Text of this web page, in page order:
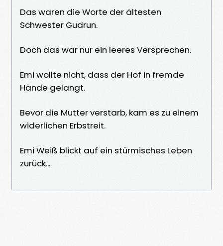
Das waren die Worte der ältesten
Schwester Gudrun.
Doch das war nur ein leeres Versprechen.
Emi wollte nicht, dass der Hof in fremde
Hände gelangt.
Bevor die Mutter verstarb, kam es zu einem
widerlichen Erbstreit.
Emi Weiß blickt auf ein stürmisches Leben
zurück...